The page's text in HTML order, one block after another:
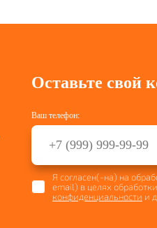
Оставьте свой
Ваш телефон:
Я согласен(-на) на
email) в целях
конфиденциальности и